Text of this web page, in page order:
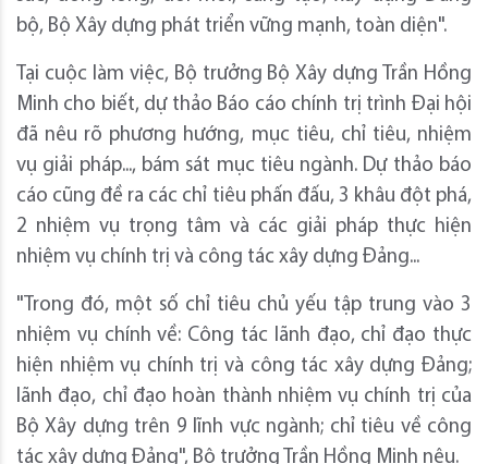
bộ, Bộ Xây dựng phát triển vững mạnh, toàn diện".
Tại cuộc làm việc, Bộ trưởng Bộ Xây dựng Trần Hồng
Minh cho biết, dự thảo Báo cáo chính trị trình Đại hội
đã nêu rõ phương hướng, mục tiêu, chỉ tiêu, nhiệm
vụ giải pháp..., bám sát mục tiêu ngành. Dự thảo báo
cáo cũng đề ra các chỉ tiêu phấn đấu, 3 khâu đột phá,
2 nhiệm vụ trọng tâm và các giải pháp thực hiện
nhiệm vụ chính trị và công tác xây dựng Đảng...
"Trong đó, một số chỉ tiêu chủ yếu tập trung vào 3
nhiệm vụ chính về: Công tác lãnh đạo, chỉ đạo thực
hiện nhiệm vụ chính trị và công tác xây dựng Đảng;
lãnh đạo, chỉ đạo hoàn thành nhiệm vụ chính trị của
Bộ Xây dựng trên 9 lĩnh vực ngành; chỉ tiêu về công
tác xây dựng Đảng", Bộ trưởng Trần Hồng Minh nêu.